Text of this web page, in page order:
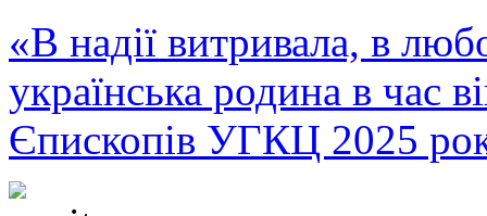
«В надії витривала, в
українська родина в час
Єпископів УГКЦ 2025